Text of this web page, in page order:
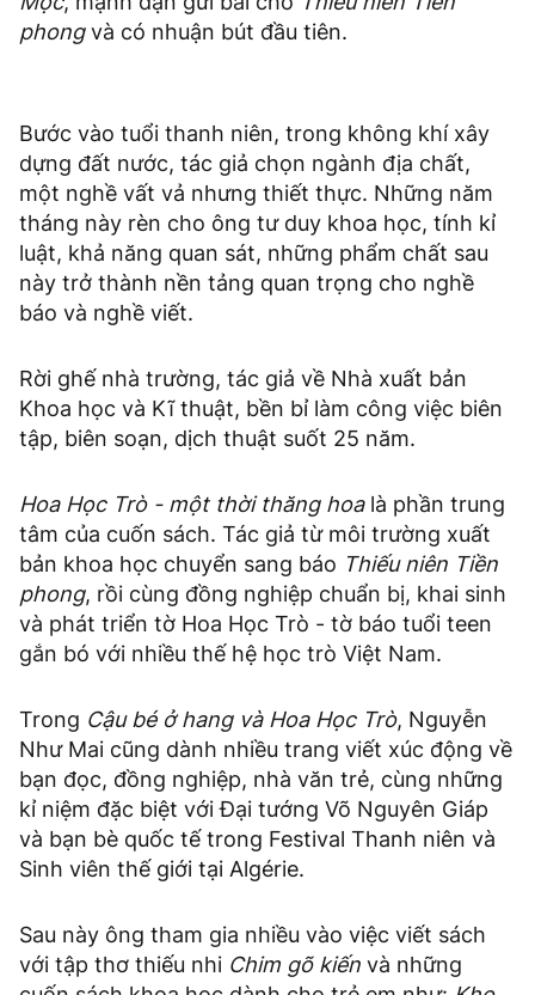
phongvà có nhuận bút đầu tiên.
Bước vào tuổi thanh niên, trong không khí xây
dựng đất nước, tác giả chọn ngành địa chất,
một nghề vất vả nhưng thiết thực. Những năm
tháng này rèn cho ông tư duy khoa học, tính kỉ
luật, khả năng quan sát, những phẩm chất sau
này trở thành nền tảng quan trọng cho nghề
báo và nghề viết.
Rời ghế nhà trường, tác giả về Nhà xuất bản
Khoa học và Kĩ thuật, bền bỉ làm công việc biên
tập, biên soạn, dịch thuật suốt 25 năm.
Hoa Học Trò - một thời thăng hoalà phần trung
tâm của cuốn sách. Tác giả từ môi trường xuất
bản khoa học chuyển sang báo Thiếu niên Tiền
phong, rồi cùng đồng nghiệp chuẩn bị, khai sinh
và phát triển tờ Hoa Học Trò - tờ báo tuổi teen
gắn bó với nhiều thế hệ học trò Việt Nam.
Trong Cậu bé ở hang và Hoa Học Trò, Nguyễn
Như Mai cũng dành nhiều trang viết xúc động về
bạn đọc, đồng nghiệp, nhà văn trẻ, cùng những
kỉ niệm đặc biệt với Đại tướng Võ Nguyên Giáp
và bạn bè quốc tế trong Festival Thanh niên và
Sinh viên thế giới tại Algérie.
Sau này ông tham gia nhiều vào việc viết sách
với tập thơ thiếu nhi Chim gõ kiến và những